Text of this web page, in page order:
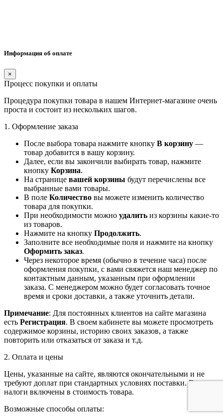
Информация об оплате
×
Процесс покупки и оплаты
Процедура покупки товара в нашем Интернет-магазине очень
проста и состоит из нескольких шагов.
1. Оформление заказа
После выбора товара нажмите кнопку В корзину —
товар добавится в вашу корзину.
Далее, если вы закончили выбирать товар, нажмите
кнопку Корзина.
На странице вашей корзины будут перечислены все
выбранные вами товары.
В поле Количество вы можете изменить количество
товара для покупки.
При необходимости можно удалить из корзины какие-то
из товаров.
Нажмите на кнопку Продолжить.
Заполните все необходимые поля и нажмите на кнопку
Оформить заказ.
Через некоторое время (обычно в течение часа) после
оформления покупки, с вами свяжется наш менеджер по
контактным данным, указанным при оформлении
заказа. С менеджером можно будет согласовать точное
время и сроки доставки, а также уточнить детали.
Примечание: Для постоянных клиентов на сайте магазина
есть Регистрация. В своем кабинете вы можете просмотреть
содержимое корзины, историю своих заказов, а также
повторить или отказаться от заказа и т.д.
2. Оплата и цены
Цены, указанные на сайте, являются окончательными и не
требуют доплат при стандартных условиях поставки. Все
налоги включены в стоимость товара.
Возможные способы оплаты: